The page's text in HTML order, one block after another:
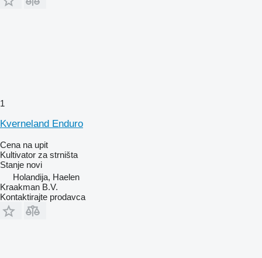
1
Kverneland Enduro
Cena na upit
Kultivator za strništa
Stanje novi
Holandija, Haelen
Kraakman B.V.
Kontaktirajte prodavca